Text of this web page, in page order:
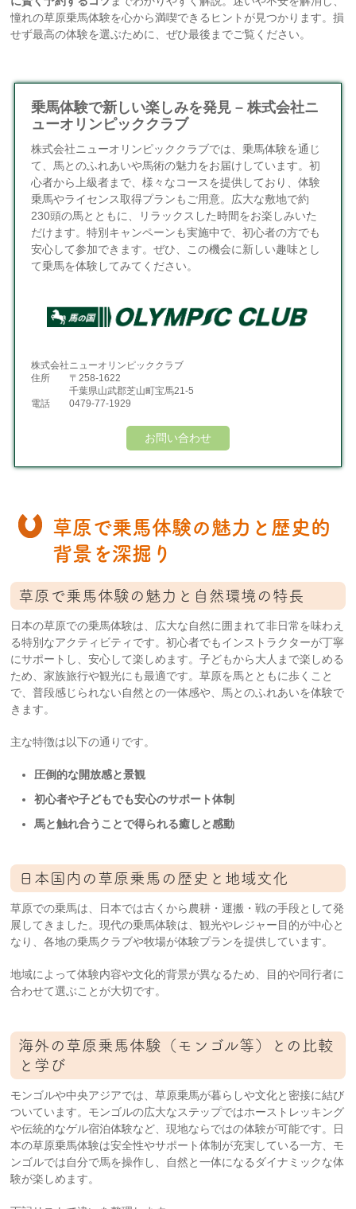
憧れの草原乗馬体験を心から満喫できるヒントが見つかります。損
せず最高の体験を選ぶために、ぜひ最後までご覧ください。
乗馬体験で新しい楽しみを発見 – 株式会社ニ
ューオリンピッククラブ
株式会社ニューオリンピッククラブでは、乗馬体験を通じ
て、馬とのふれあいや馬術の魅力をお届けしています。初
心者から上級者まで、様々なコースを提供しており、体験
乗馬やライセンス取得プランもご用意。広大な敷地で約
230頭の馬とともに、リラックスした時間をお楽しみいた
だけます。特別キャンペーンも実施中で、初心者の方でも
安心して参加できます。ぜひ、この機会に新しい趣味とし
て乗馬を体験してみてください。
株式会社ニューオリンピッククラブ
住所
〒258-1622
千葉県山武郡芝山町宝馬21-5
電話
0479-77-1929
お問い合わせ
草原で乗馬体験の魅力と歴史的
背景を深掘り
草原で乗馬体験の魅力と自然環境の特長
日本の草原での乗馬体験は、広大な自然に囲まれて非日常を味わえ
る特別なアクティビティです。初心者でもインストラクターが丁寧
にサポートし、安心して楽しめます。子どもから大人まで楽しめる
ため、家族旅行や観光にも最適です。草原を馬とともに歩くこと
で、普段感じられない自然との一体感や、馬とのふれあいを体験で
きます。
主な特徴は以下の通りです。
圧倒的な開放感と景観
初心者や子どもでも安心のサポート体制
馬と触れ合うことで得られる癒しと感動
日本国内の草原乗馬の歴史と地域文化
草原での乗馬は、日本では古くから農耕・運搬・戦の手段として発
展してきました。現代の乗馬体験は、観光やレジャー目的が中心と
なり、各地の乗馬クラブや牧場が体験プランを提供しています。
地域によって体験内容や文化的背景が異なるため、目的や同行者に
合わせて選ぶことが大切です。
海外の草原乗馬体験（モンゴル等）との比較
と学び
モンゴルや中央アジアでは、草原乗馬が暮らしや文化と密接に結び
ついています。モンゴルの広大なステップではホーストレッキング
や伝統的なゲル宿泊体験など、現地ならではの体験が可能です。日
本の草原乗馬体験は安全性やサポート体制が充実している一方、モ
ンゴルでは自分で馬を操作し、自然と一体になるダイナミックな体
験が楽しめます。